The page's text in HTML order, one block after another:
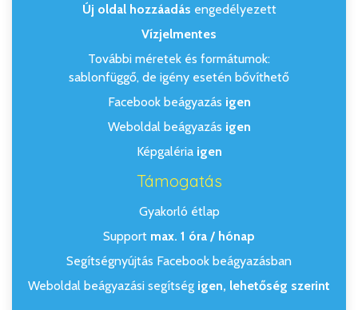
Új oldal hozzáadás engedélyezett
Vízjelmentes
További méretek és formátumok:
sablonfüggő, de igény esetén bővíthető
Facebook beágyazás igen
Weboldal beágyazás igen
Képgaléria igen
Támogatás
Gyakorló étlap
Support max. 1 óra / hónap
Segítségnyújtás Facebook beágyazásban
Weboldal beágyazási segítség igen, lehetőség szerint